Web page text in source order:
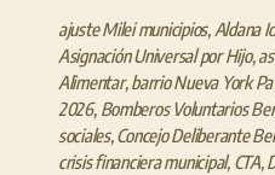
ajuste Milei municipios, Aldana
Asignación Universal por Hijo,
Alimentar,barrio Nueva York
2026, Bomberos Voluntarios
sociales,Concejo Deliberante
crisis financiera municipal, CTA,